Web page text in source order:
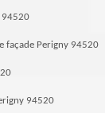
94520
façade Perigny 94520
94520